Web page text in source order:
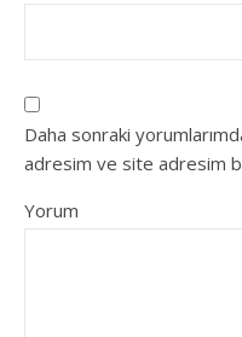
Daha sonraki
adresim ve site adresim
Yorum